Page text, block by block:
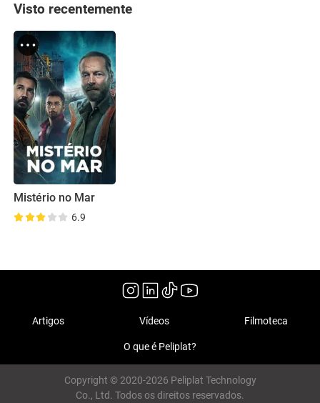
Visto recentemente
Mistério no Mar
6.9
Artigos Vídeos Filmoteca
O que é Peliplat?
Copyright © 2020-2026 Peliplat Technology
Co., Ltd. Todos os direitos reservados.